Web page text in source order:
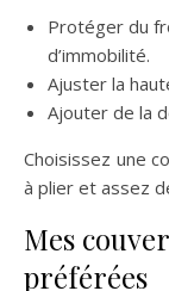
Protéger du
d’immobilité.
Ajuster la
Ajouter de la
Choisissez une
à plier et assez
Mes
préférées